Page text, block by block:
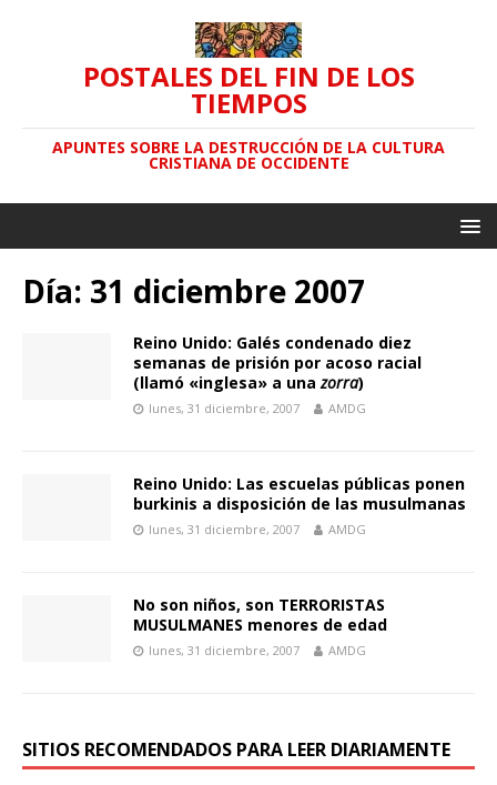
POSTALES DEL FIN DE LOS
TIEMPOS
APUNTES SOBRE LA DESTRUCCIÓN DE LA CULTURA
CRISTIANA DE OCCIDENTE
Día: 31 diciembre 2007
Reino Unido: Galés condenado diez
semanas de prisión por acoso racial
(llamó «inglesa» a unazorra)
lunes, 31 diciembre, 2007 AMDG
Reino Unido: Las escuelas públicas ponen
burkinis a disposición de las musulmanas
lunes, 31 diciembre, 2007 AMDG
No son niños, son TERRORISTAS
MUSULMANES menores de edad
lunes, 31 diciembre, 2007 AMDG
SITIOS RECOMENDADOS PARA LEER DIARIAMENTE